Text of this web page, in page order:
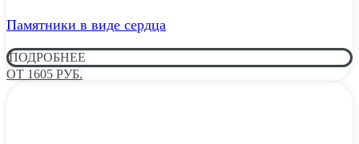
Памятники в виде сердца
ПОДРОБНЕЕ
ОТ 1605 РУБ.